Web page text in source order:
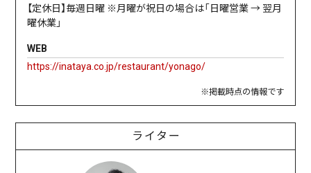
【定休日】毎週日曜 ※月曜が祝日の場合は「日曜営業 → 翌月
曜休業」
WEB
https://inataya.co.jp/restaurant/yonago/
※掲載時点の情報です
ライター